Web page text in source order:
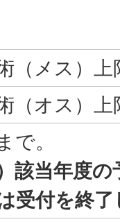
（メス）
（オス）
で。
該当年度
受付を終